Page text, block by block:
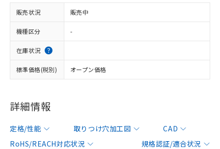
販売状況 販売中
機種区分 -
在庫状況
標準価格(税別) オープン価格
詳細情報
定格/性能 取りつけ穴加工図
CAD
RoHS/REACH対応状況
規格認証/適合状況